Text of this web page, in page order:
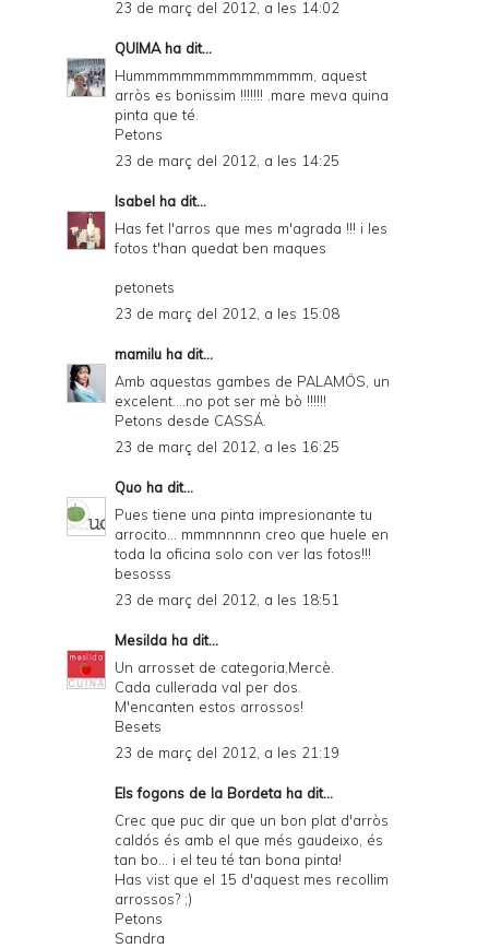
23 de març del 2012, a les 14:02
QUIMAha dit...
Hummmmmmmmmmmmmmm, aquest
arròs es bonissim !!!!!!! .mare meva quina
pinta que té.
Petons
23 de març del 2012, a les 14:25
Isabel ha dit...
Has fet l'arros que mes m'agrada !!! i les
fotos t'han quedat ben maques
petonets
23 de març del 2012, a les 15:08
mamilu ha dit...
Amb aquestas gambes de PALAMÖS, un
excelent....no pot ser mè bò !!!!!!
Petons desde CASSÁ.
23 de març del 2012, a les 16:25
Quo ha dit...
Pues tiene una pinta impresionante tu
arrocito... mmmnnnnn creo que huele en
toda la oficina solo con ver las fotos!!!
besosss
23 de març del 2012, a les 18:51
Mesilda ha dit...
Un arrosset de categoria,Mercè.
Cada cullerada val per dos.
M'encanten estos arrossos!
Besets
23 de març del 2012, a les 21:19
Els fogons de la Bordeta ha dit...
Crec que puc dir que un bon plat d'arròs
caldós és amb el que més gaudeixo, és
tan bo... i el teu té tan bona pinta!
Has vist que el 15 d'aquest mes recollim
arrossos? ;)
Petons
Sandra